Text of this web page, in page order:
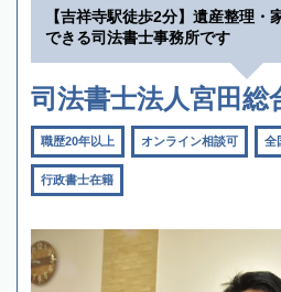
【吉祥寺駅徒歩2分】遺産整理・
できる司法書士事務所です
司法書士法人宮田総
職歴20年以上 オンライン相談可 全
行政書士在籍